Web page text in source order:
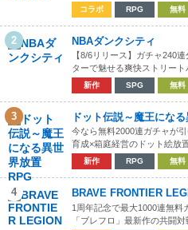
コラボ RPG 無料
2 NBAダンクシティ
【8/6リリース】ガチャ240
ターで魅せる爽快ストリート
新作 SPG 無料
3 ドット伝説～魔王にな
今なら無料2000連ガチャが
育成×箱庭経営のドット絵放
新作 RPG 無料
4 BRAVE FRONTIER
1周年記念で最大1000連無料
「ブレフロ」最新作の共闘対